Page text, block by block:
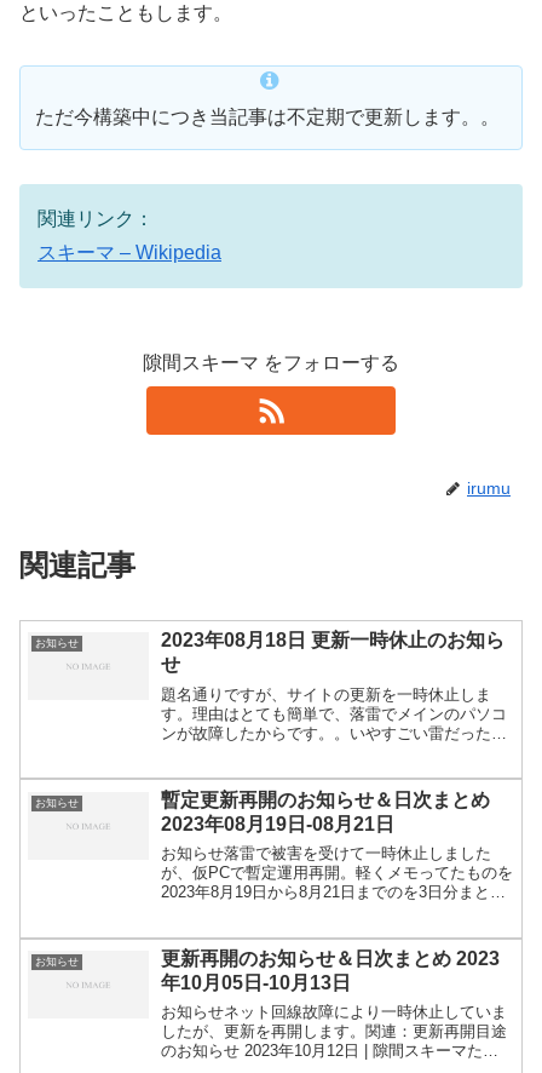
といったこともします。
ただ今構築中につき当記事は不定期で更新します。。
関連リンク：
スキーマ – Wikipedia
隙間スキーマ をフォローする
irumu
関連記事
お知らせ
2023年08月18日 更新一時休止のお知ら
せ
題名通りですが、サイトの更新を一時休止しま
す。理由はとても簡単で、落雷でメインのパソコ
ンが故障したからです。。いやすごい雷だった。
な。深夜なので外は確認し...
お知らせ
暫定更新再開のお知らせ＆日次まとめ
2023年08月19日-08月21日
お知らせ落雷で被害を受けて一時休止しました
が、仮PCで暫定運用再開。軽くメモってたものを
2023年8月19日から8月21日までのを3日分まとめ
無...
お知らせ
更新再開のお知らせ＆日次まとめ 2023
年10月05日-10月13日
お知らせネット回線故障により一時休止していま
したが、更新を再開します。関連：更新再開目途
のお知らせ 2023年10月12日 | 隙間スキーマただ